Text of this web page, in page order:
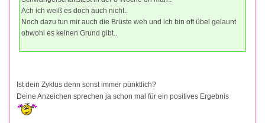
Ach ich weiß es doch auch nicht..
Noch dazu tun mir auch die Brüste weh und ich bin oft übel gelaunt
obwohl es keinen Grund gibt..
Ist dein Zyklus denn sonst immer pünktlich?
Deine Anzeichen sprechen ja schon mal für ein positives Ergebnis